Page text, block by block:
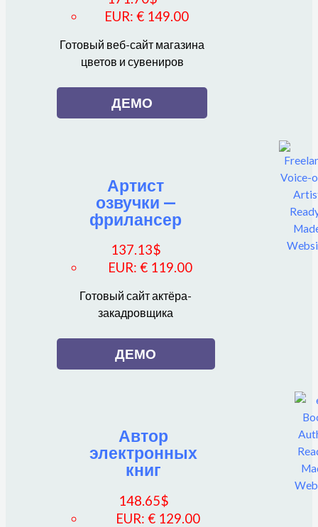
EUR: € 149.00
Готовый веб-сайт магазина
цветов и сувениров
ДЕМО
Артист
озвучки —
фрилансер
137.13$
EUR: € 119.00
Готовый сайт актёра-
закадровщика
ДЕМО
Автор
электронных
книг
148.65$
EUR: € 129.00